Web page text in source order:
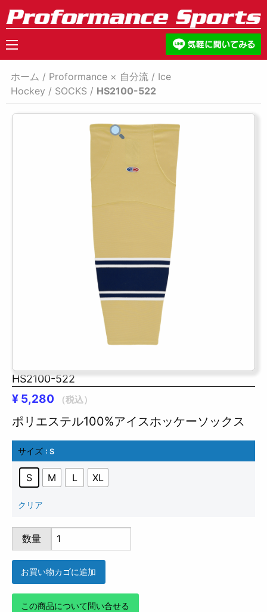
ホーム / Proformance × 自分流 / Ice
Hockey / SOCKS / HS2100-522
HS2100-522
¥ 5,280 （税込）
ポリエステル100%アイスホッケーソックス
サイズ : S
S M L XL
クリア
HS2100-
522
個
数量
お買い物カゴに追加
この商品について問い合せる